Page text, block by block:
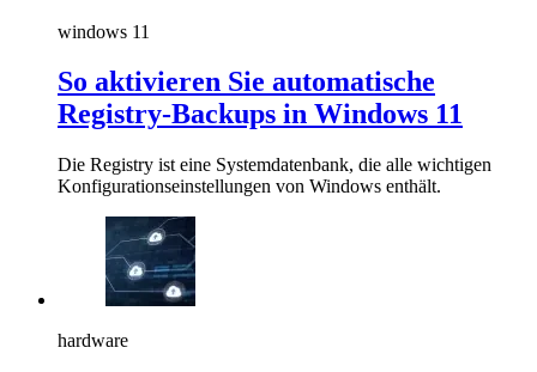
windows 11
So aktivieren Sie automatische
Registry-Backups in Windows 11
Die Registry ist eine Systemdatenbank, die alle wichtigen
Konfigurationseinstellungen von Windows enthält.
hardware